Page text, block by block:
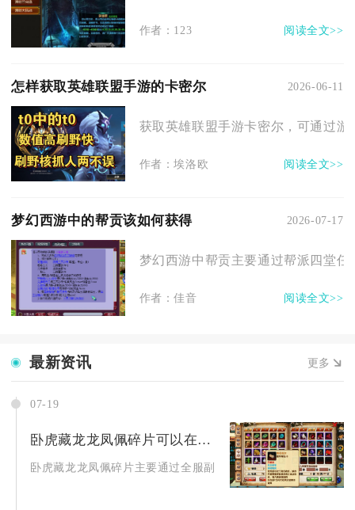
作者：123 阅读全文>>
怎样获取英雄联盟手游的卡密尔 2026-06-11
获取英雄联盟手游卡密尔，可通过
作者：埃洛欧 阅读全文>>
梦幻西游中的帮贡该如何获得 2026-07-17
梦幻西游中帮贡主要通过帮派四堂
作者：佳音 阅读全文>>
最新资讯 更多
07-19
卧虎藏龙龙凤佩碎片可以在哪里找到
卧虎藏龙龙凤佩碎片主要通过全服副本、活动副本、限时兑换